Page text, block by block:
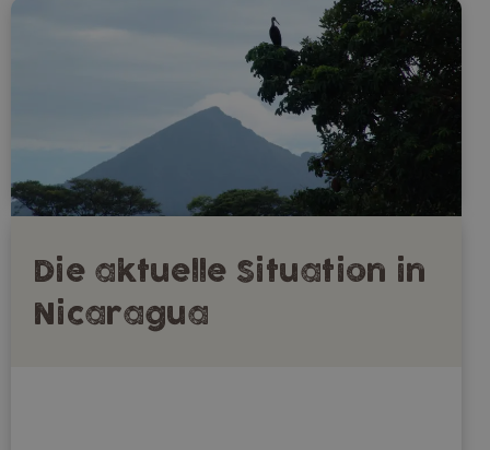
Die aktuelle Situation in
Nicaragua